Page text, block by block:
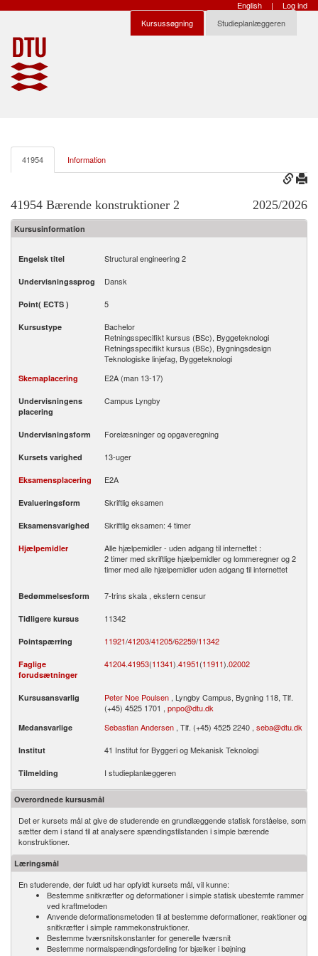
English |
Log ind
Kursussøgning
Studieplanlæggeren
41954 Information
41954 Bærende konstruktioner 2 2025/2026
Kursusinformation
Engelsk titel Structural engineering 2
Undervisningssprog Dansk
Point( ECTS ) 5
Kursustype
Bachelor
Retningsspecifikt kursus (BSc), Byggeteknologi
Retningsspecifikt kursus (BSc), Bygningsdesign
Teknologiske linjefag, Byggeteknologi
Skemaplacering E2A (man 13-17)
Undervisningens
placering
Campus Lyngby
Undervisningsform Forelæsninger og opgaveregning
Kursets varighed 13-uger
Eksamensplacering E2A
Evalueringsform Skriftlig eksamen
Eksamensvarighed Skriftlig eksamen: 4 timer
Hjælpemidler
Alle hjælpemidler - uden adgang til internettet :
2 timer med skriftlige hjælpemidler og lommeregner og 2
timer med alle hjælpemidler uden adgang til internettet
Bedømmelsesform 7-trins skala , ekstern censur
Tidligere kursus 11342
Pointspærring 11921/­41203/­41205/­62259/­11342
Faglige
forudsætninger
41204.­41953(11341).­41951(11911).­02002
Kursusansvarlig Peter Noe Poulsen , Lyngby Campus, Bygning 118, Tlf.
(+45) 4525 1701 , pnpo@dtu.dk
Medansvarlige Sebastian Andersen , Tlf. (+45) 4525 2240 , seba@dtu.dk
Institut 41 Institut for Byggeri og Mekanisk Teknologi
Tilmelding I studieplanlæggeren
Overordnede kursusmål
Det er kursets mål at give de studerende en grundlæggende statisk forståelse, som
sætter dem i stand til at analysere spændingstilstanden i simple bærende
konstruktioner.
Læringsmål
En studerende, der fuldt ud har opfyldt kursets mål, vil kunne:
Bestemme snitkræfter og deformationer i simple statisk ubestemte rammer
ved kraftmetoden
Anvende deformationsmetoden til at bestemme deformationer, reaktioner og
snitkræfter i simple rammekonstruktioner.
Bestemme tværsnitskonstanter for generelle tværsnit
Bestemme normalspændingsfordeling for bjælker i bøjning